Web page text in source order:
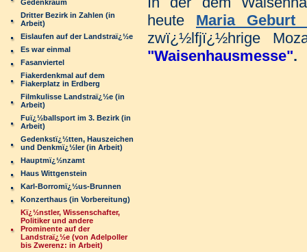
Gedenkraum
Dritter Bezirk in Zahlen (in
Arbeit)
Eislaufen auf der Landstraï¿½e
Es war einmal
Fasanviertel
Fiakerdenkmal auf dem
Fiakerplatz in Erdberg
Filmkulisse Landstraï¿½e (in
Arbeit)
Fuï¿½ballsport im 3. Bezirk (in
Arbeit)
Gedenkstï¿½tten, Hauszeichen
und Denkmï¿½ler (in Arbeit)
Hauptmï¿½nzamt
Haus Wittgenstein
Karl-Borromï¿½us-Brunnen
Konzerthaus (in Vorbereitung)
Kï¿½nstler, Wissenschafter,
Politiker und andere
Prominente auf der
Landstraï¿½e (von Adelpoller
bis Zwerenz: in Arbeit)
heute Maria Geburt
zwï¿½lfjï¿½hrige
"Waisenhausmesse".